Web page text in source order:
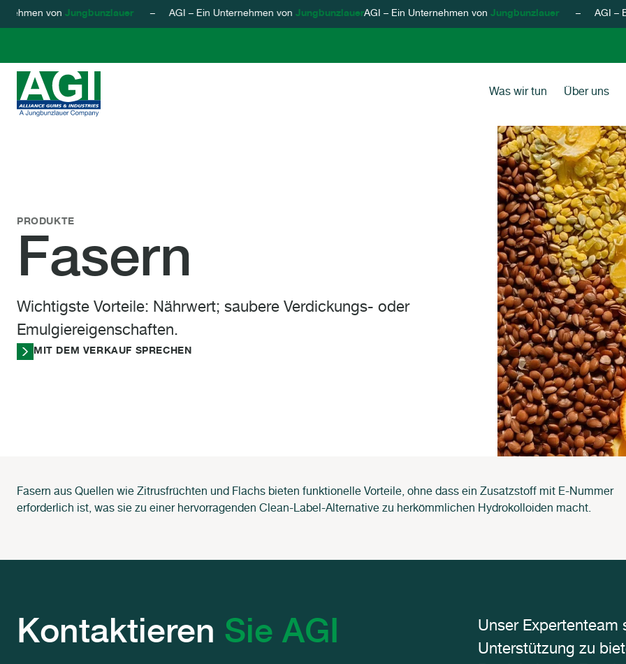
vonJungbunzlauer– AGI – Ein Unternehmen vonJungbunzlauerAGI – Ein Unternehmen vonJungbunzlauer– AGI – Ein
AGI - Alliance Gums & Industries
Primary
Was wir tun Über uns
PRODUKTE
Fasern
Wichtigste Vorteile: Nährwert; saubere Verdickungs- oder
Emulgiereigenschaften.
MIT DEM VERKAUF SPRECHEN
Fasern aus Quellen wie Zitrusfrüchten und Flachs bieten funktionelle Vorteile, ohne dass ein Zusatzstoff mit E-Nummer
erforderlich ist, was sie zu einer hervorragenden Clean-Label-Alternative zu herkömmlichen Hydrokolloiden macht.
Kontaktieren Sie AGI
Unser Expertenteam
Unterstützung zu